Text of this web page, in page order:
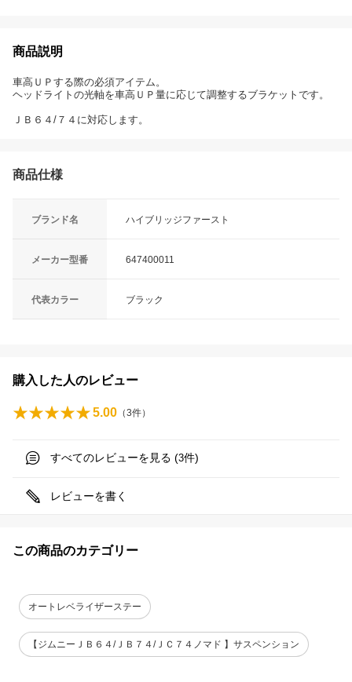
商品説明
車高ＵＰする際の必須アイテム。
ヘッドライトの光軸を車高ＵＰ量に応じて調整するブラケットです。
ＪＢ６４/７４に対応します。
商品仕様
ブランド名 ハイブリッジファースト
メーカー型番 647400011
代表カラー ブラック
購入した人のレビュー
5.00 （3件）
すべてのレビューを見る (3件)
レビューを書く
この商品のカテゴリー
オートレベライザーステー
【ジムニーＪＢ６４/ＪＢ７４/ＪＣ７４ノマド 】サスペンション